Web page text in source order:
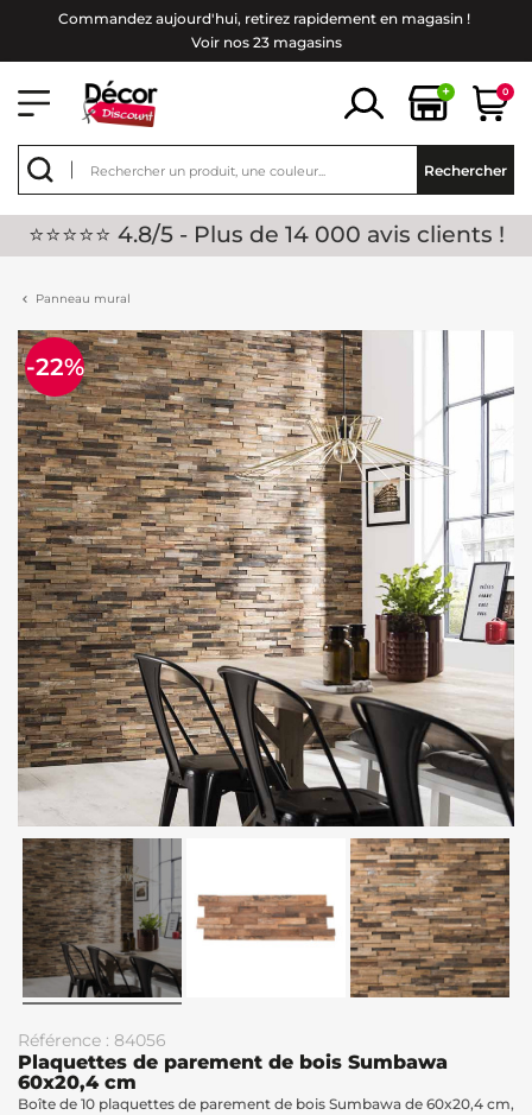
Commandez aujourd'hui, retirez rapidement en magasin !
Voir nos 23 magasins
+ 0
Rechercher
⭐⭐⭐⭐⭐ 4.8/5 - Plus de 14 000 avis clients !
Panneau mural
-22%
Référence : 84056
Plaquettes de parement de bois Sumbawa
60x20,4 cm
Boîte de 10 plaquettes de parement de bois Sumbawa de 60x20,4 cm,